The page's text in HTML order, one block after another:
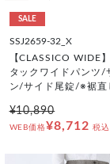
SALE
SSJ2659-32_X
【CLASSICO WIDE
タックワイドパンツ/
ン/サイド尾錠/※裾直
¥10,890
WEB価格¥8,712 税込